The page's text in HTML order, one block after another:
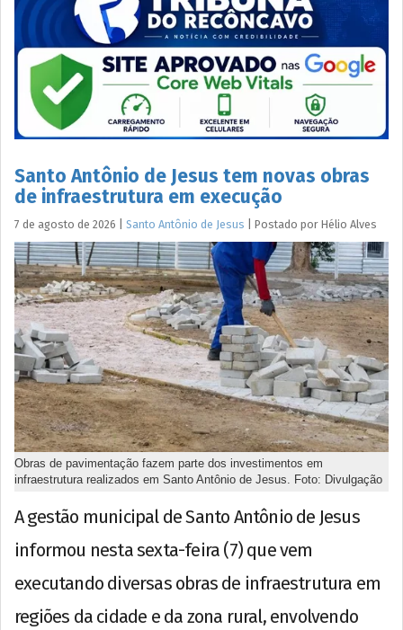
Santo Antônio de Jesus tem novas obras
de infraestrutura em execução
7 de agosto de 2026 Santo Antônio de Jesus Postado por Hélio Alves
Obras de pavimentação fazem parte dos investimentos em
infraestrutura realizados em Santo Antônio de Jesus. Foto: Divulgação
A gestão municipal de Santo Antônio de Jesus
informou nesta sexta-feira (7) que vem
executando diversas obras de infraestrutura em
regiões da cidade e da zona rural, envolvendo